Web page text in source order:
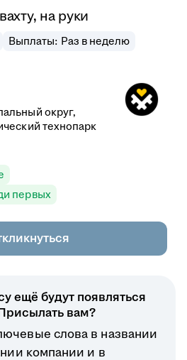
на руки
Выплаты: Раз в неделю
округ,
технопарк
первых
ещё будут появляться
вам?
слова в названии
компании и в